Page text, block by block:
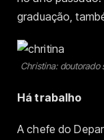
graduação,
Christina: doutorado
Há trabalho
A chefe do